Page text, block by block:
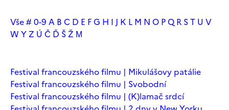
Vše# 0-9 A B C D E FG H I J K L M N O PQ R ST U V
W YZ Ú Č Ď ŠŽ М
Festival francouzského filmu | Mikulášovy patálie
Festival francouzského filmu | Svobodní
Festival francouzského filmu | (K)lamač srdcí